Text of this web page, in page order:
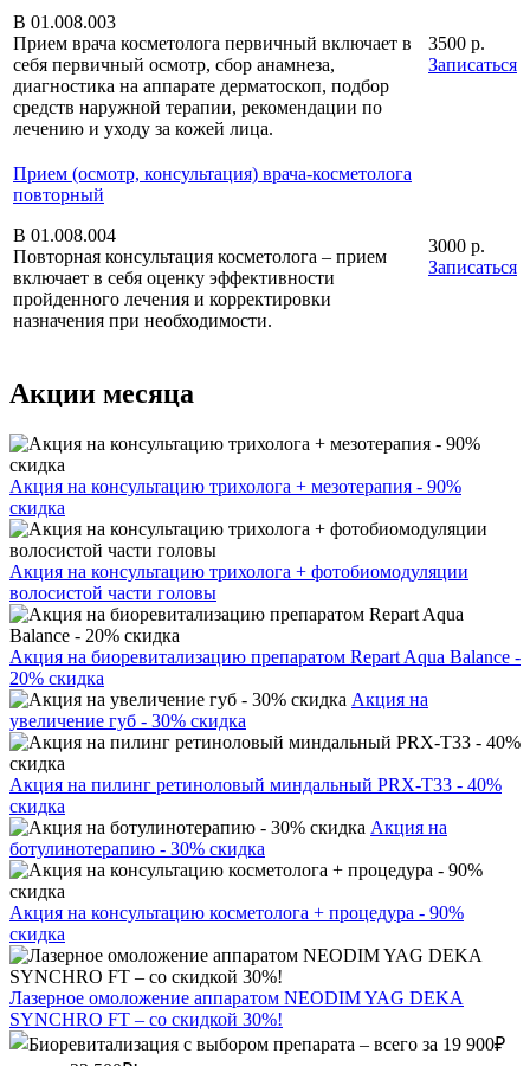
В 01.008.003
Прием врача косметолога первичный включает в
себя первичный осмотр, сбор анамнеза,
диагностика на аппарате дерматоскоп, подбор
средств наружной терапии, рекомендации по
лечению и уходу за кожей лица.
3500 р.
Записаться
Прием (осмотр, консультация) врача-косметолога
повторный
В 01.008.004
Повторная консультация косметолога – прием
включает в себя оценку эффективности
пройденного лечения и корректировки
назначения при необходимости.
3000 р.
Записаться
Акции месяца
Акция на консультацию трихолога + мезотерапия - 90%
скидка
Акция на консультацию трихолога + фотобиомодуляции
волосистой части головы
Акция на биоревитализацию препаратом Repart Aqua Balance -
20% скидка
Акция на
увеличение губ - 30% скидка
Акция на пилинг ретиноловый миндальный PRX-T33 - 40%
скидка
Акция на
ботулинотерапию - 30% скидка
Акция на консультацию косметолога + процедура - 90%
скидка
Лазерное омоложение аппаратом NEODIM YAG DEKA
SYNCHRO FT – со скидкой 30%!